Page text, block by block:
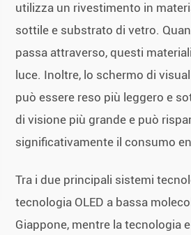
utilizza un rivestimento in
sottile e substrato di vetro.
passa attraverso, questi
luce. Inoltre, lo schermo di
può essere reso più leggero e
di visione più grande e può
significativamente il consumo
Tra i due principali sistemi
tecnologia OLED a bassa
Giappone, mentre la tecnologia